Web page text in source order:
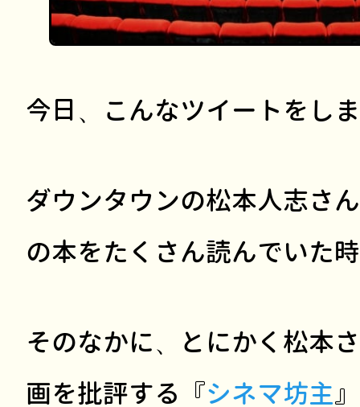
今日、こんなツイートをし
ダウンタウンの松本人志さ
の本をたくさん読んでいた
そのなかに、とにかく松本
画を批評する『シネマ坊主